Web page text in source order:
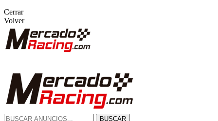
Cerrar
Volver
BUSCAR
ANUNCIOS DE COMPETICIÓN